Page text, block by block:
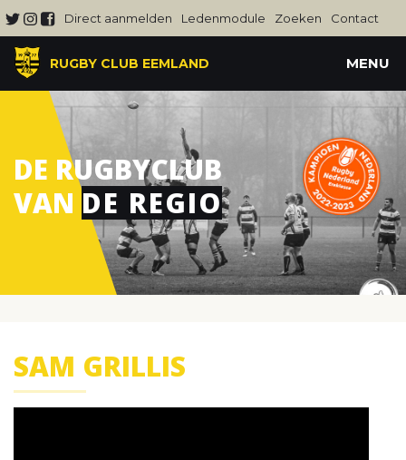
Direct aanmelden Ledenmodule Zoeken Contact
RUGBY CLUB EEMLAND MENU
DE RUGBYCLUB
VAN DE REGIO
SAM GRILLIS